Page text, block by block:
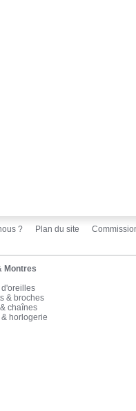
? Plan du site
Montres
d'oreilles
& broches
chaînes
& horlogerie